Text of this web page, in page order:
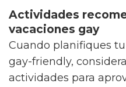
Actividades
vacaciones gay
Cuando planifiques
gay-friendly,
actividades para